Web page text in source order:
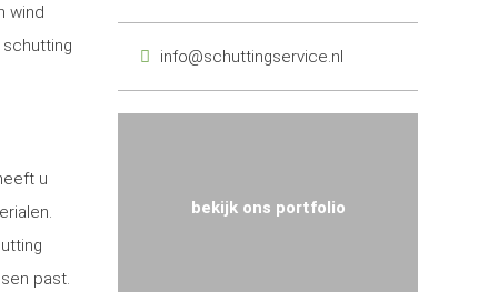
wind
u
past.
info@schuttingservice.nl
bekijk ons portfolio